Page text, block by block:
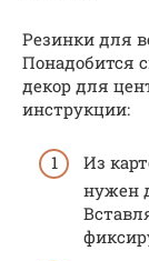
Резинки для
Понадобится
декор для
инструкции:
Из
нужен